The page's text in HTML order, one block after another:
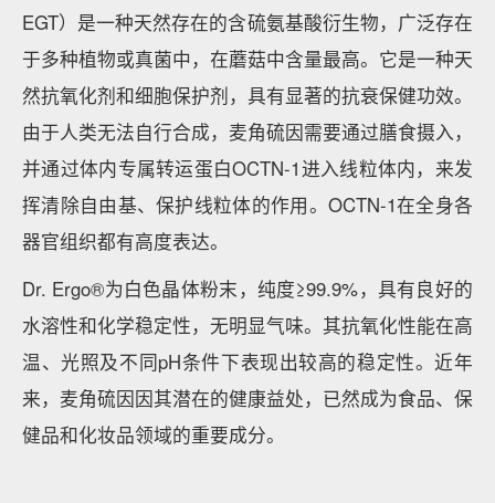
EGT）是一种天然存在的含硫氨基酸衍生物，广泛存在
于多种植物或真菌中，在蘑菇中含量最高。它是一种天
然抗氧化剂和细胞保护剂，具有显著的抗衰保健功效。
由于人类无法自行合成，麦角硫因需要通过膳食摄入，
并通过体内专属转运蛋白OCTN-1进入线粒体内，来发
挥清除自由基、保护线粒体的作用。OCTN-1在全身各
器官组织都有高度表达。
Dr. Ergo®为白色晶体粉末，纯度≥99.9%，具有良好的
水溶性和化学稳定性，无明显气味。其抗氧化性能在高
温、光照及不同pH条件下表现出较高的稳定性。近年
来，麦角硫因因其潜在的健康益处，已然成为食品、保
健品和化妆品领域的重要成分。